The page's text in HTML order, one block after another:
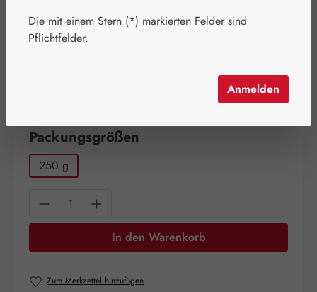
Regulärer Preis:
11,95 €
Inhalt:0.25 Kilogramm
Packungsgrößen
250 g
Produkt Anzahl: Gib den gewünschten
In den Warenkorb
Zum Merkzettel hinzufügen
Die mit einem Stern (*) markierten Felder sind
Pflichtfelder.
Anmelden